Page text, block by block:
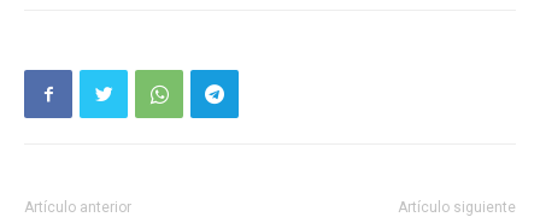
Artículo anterior Artículo siguiente